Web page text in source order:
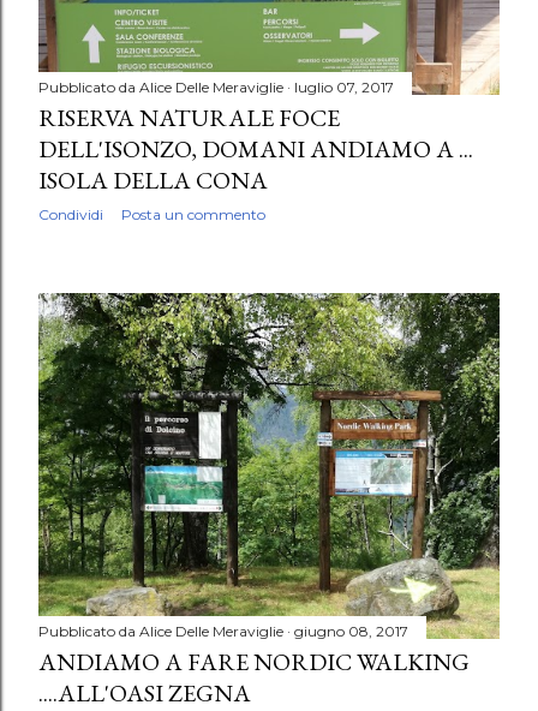
Pubblicato da Alice Delle Meraviglie luglio 07, 2017
RISERVA NATURALE FOCE
DELL'ISONZO, DOMANI ANDIAMO A ...
ISOLA DELLA CONA
Condividi Posta un commento
Pubblicato da Alice Delle Meraviglie giugno 08, 2017
ANDIAMO A FARE NORDIC WALKING
....ALL'OASI ZEGNA